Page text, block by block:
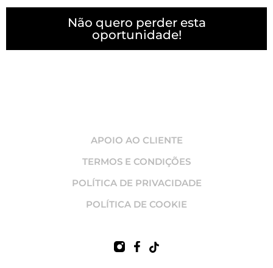
Não quero perder esta
oportunidade!
APOIO AO CLIENTE
TERMOS E CONDIÇÕES
POLÍTICA DE PRIVACIDADE
POLÍTICA DE COOKIE